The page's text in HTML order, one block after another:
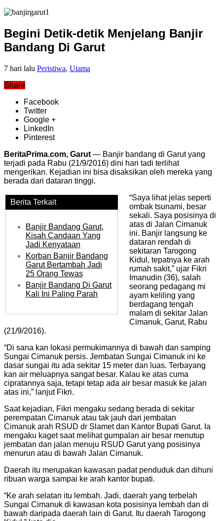
Begini Detik-detik Menjelang Banjir
Bandang Di Garut
7 hari lalu Peristiwa, Utama
Share
Facebook
Twitter
Google +
LinkedIn
Pinterest
BeritaPrima.com, Garut — Banjir bandang di Garut yang
terjadi pada Rabu (21/9/2016) dini hari tadi terlihat
mengerikan. Kejadian ini bisa disaksikan oleh mereka yang
berada dari dataran tinggi.
Berita Terkait
Banjir Bandang Garut,
Kisah Candaan Yang
Jadi Kenyataan
Korban Banjir Bandang
Garut Bertambah Jadi
25 Orang Tewas
Banjir Bandang Di Garut
Kali Ini Paling Parah
“Saya lihat jelas seperti
ombak tsunami, besar
sekali. Saya posisinya di
atas di Jalan Cimanuk
ini. Banjir langsung ke
dataran rendah di
sekitaran Tarogong
Kidul, tepatnya ke arah
rumah sakit,” ujar Fikri
Imanudin (36), salah
seorang pedagang mi
ayam keliling yang
berdagang tengah
malam di sekitar Jalan
Cimanuk, Garut, Rabu
(21/9/2016).
“Di sana kan lokasi permukimannya di bawah dan samping
Sungai Cimanuk persis. Jembatan Sungai Cimanuk ini ke
dasar sungai itu ada sekitar 15 meter dan luas. Terbayang
kan air meluapnya sangat besar. Kalau ke atas cuma
cipratannya saja, tetapi tetap ada air besar masuk ke jalan
atas ini,” lanjut Fikri.
Saat kejadian, Fikri mengaku sedang berada di sekitar
perempatan Cimanuk atau tak jauh dari jembatan
Cimanuk arah RSUD dr Slamet dan Kantor Bupati Garut. Ia
mengaku kaget saat melihat gumpalan air besar menutup
jembatan dan jalan menuju RSUD Garut yang posisinya
menurun atau di bawah Jalan Cimanuk.
Daerah itu merupakan kawasan padat penduduk dan dihuni
ribuan warga sampai ke arah kantor bupati.
“Ke arah selatan itu lembah. Jadi, daerah yang terbelah
Sungai Cimanuk di kawasan kota posisinya lembah dan di
bawah daripada daerah lain di Garut. Itu daerah Tarogong